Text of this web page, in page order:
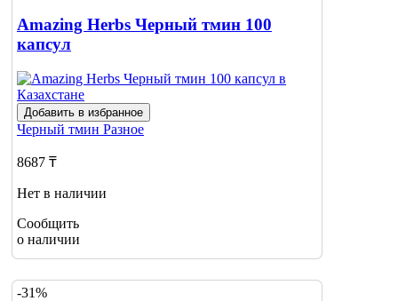
Amazing Herbs Черный тмин 100
капсул
Добавить в избранное
Черный тмин Разное
8687 ₸
Нет в наличии
Сообщить
о наличии
-31%